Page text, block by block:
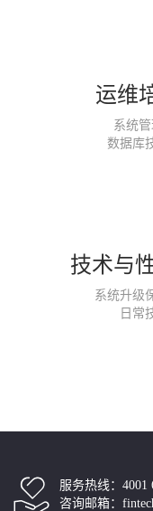
运维
系统
数据库
技术与
系统升级
日常
服务热线：4001
咨询邮箱：